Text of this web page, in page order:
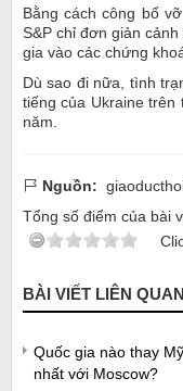
Bằng cách công bố
S&P chỉ đơn giản
gia vào các chứng
Dù sao đi nữa, tình
tiếng của Ukraine
năm.
Nguồn:
Tổng số điểm của bài
BÀI VIẾT LIÊN QUAN
Quốc gia nào thay
nhất với Moscow?